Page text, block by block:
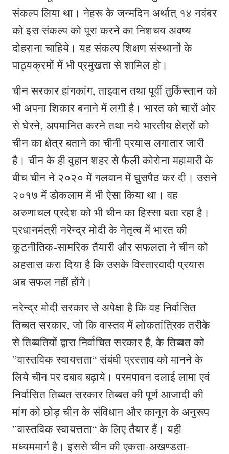
संकल्प लिया था। नेहरू के जन्मदिन अर्थात् १४ नवंबर
को इस संकल्प को पूरा करने का निशचय अवष्य
दोहराना चाहिये। यह संकल्प शिक्षण संस्थानों के
पाठ्यक्रमों में भी प्रमुखता से शामिल हो।
चीन सरकार हांगकांग, ताइवान तथा पूर्वी तुर्किस्तान को
भी अपना शिकार बनाने में लगी है। भारत को चारों ओर
से घेरने, अपमानित करने तथा नये भारतीय क्षेत्रों को
चीन का क्षेत्र बताने का चीनी प्रयास लगातार जारी
है। चीन के ही वुहान शहर से फैली कोरोना महामारी के
बीच चीन ने २०२० में गलवान में घुसपैठ कर दी। उसने
२०१७ में डोकलाम में भी ऐसा किया था। वह
अरुणाचल प्रदेश को भी चीन का हिस्सा बता रहा है।
प्रधानमंत्री नरेन्द्र मोदी के नेतृत्व में भारत की
कूटनीतिक-सामरिक तैयारी और सफलता ने चीन को
अहसास करा दिया है कि उसके विस्तारवादी प्रयास
अब सफल नहीं होंगे।
नरेन्द्र मोदी सरकार से अपेक्षा है कि वह निर्वासित
तिब्बत सरकार, जो कि वास्तव में लोकतांत्रिक तरीके
से तिब्बतियों द्वारा निर्वाचित सरकार है, के तिब्बत को
”वास्तविक स्वायत्तता“ संबंधी प्रस्ताव को मानने के
लिये चीन पर दबाव बढ़ाये। परमपावन दलाई लामा एवं
निर्वासित तिब्बत सरकार तिब्बत की पूर्ण आजादी की
मांग को छोड़ चीन के संविधान और कानून के अनुरूप
”वास्तविक स्वायत्तता“ के लिए तैयार हैं। यही
मध्यममार्ग है। इससे चीन की एकता-अखण्डता-